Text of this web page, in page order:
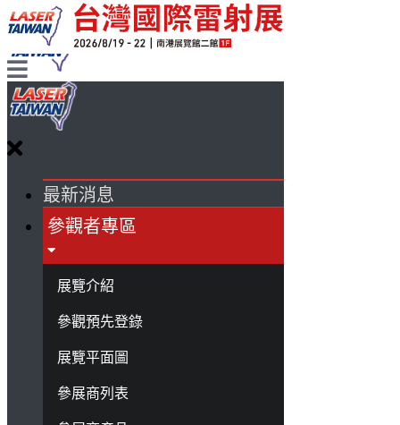
最新消息
參觀者專區
展覽介紹
參觀預先登錄
展覽平面圖
參展商列表